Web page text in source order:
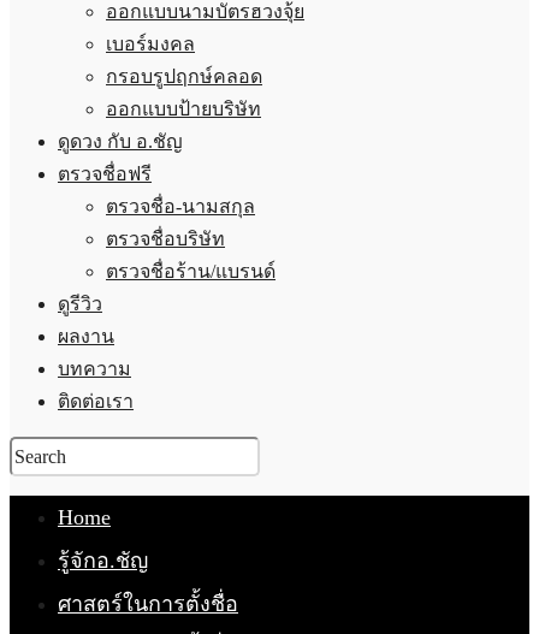
ออกแบบนามบัตรฮวงจุ้ย
เบอร์มงคล
กรอบรูปฤกษ์คลอด
ออกแบบป้ายบริษัท
ดูดวง กับ อ.ชัญ
ตรวจชื่อฟรี
ตรวจชื่อ-นามสกุล
ตรวจชื่อบริษัท
ตรวจชื่อร้าน/แบรนด์
ดูรีวิว
ผลงาน
บทความ
ติดต่อเรา
Home
รู้จักอ.ชัญ
ศาสตร์ในการตั้งชื่อ